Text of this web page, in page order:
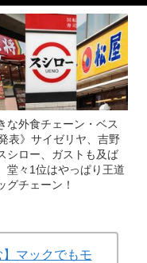
な外食チェーン・ベス
表》サイゼリヤ、吉野
シロー、ガストも及ば
々1位はやっぱり王道
グチェーン！
】マックでもモ